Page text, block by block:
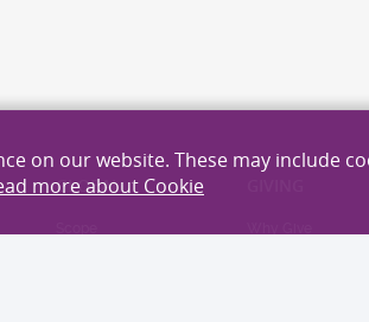
GLOBAL
on our website. These may include
more about Cookie